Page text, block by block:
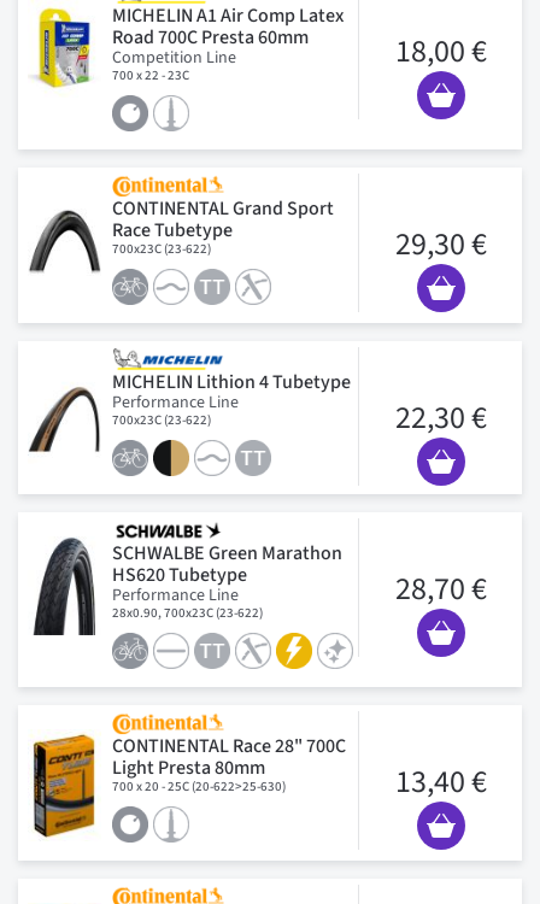
MICHELIN A1 Air Comp Latex
Road 700C Presta 60mm
Competition Line
700 x 22 - 23C
18,00 €
CONTINENTAL Grand Sport
Race Tubetype
700x23C (23-622) 29,30 €
MICHELIN Lithion 4 Tubetype
Performance Line
700x23C (23-622) 22,30 €
SCHWALBE Green Marathon
HS620 Tubetype
Performance Line
28x0.90, 700x23C (23-622)
28,70 €
CONTINENTAL Race 28" 700C
Light Presta 80mm
700 x 20 - 25C (20-622>25-630) 13,40 €